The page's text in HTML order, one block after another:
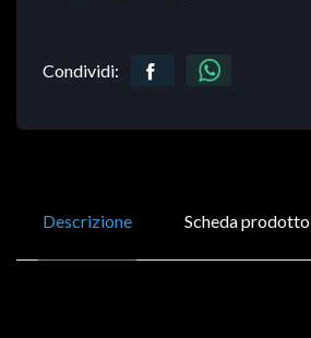
Condividi:
Descrizione Scheda prodotto